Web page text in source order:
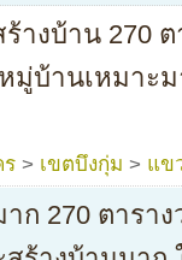
างบ้าน 270
มู่บ้านเหมาะม
> เขตบึงกุ่ม > แข
ก 270 ตารา